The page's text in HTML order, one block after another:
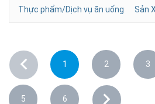
Thực phẩm/Dịch vụ ăn uống
Sản
1 2 3
5 6